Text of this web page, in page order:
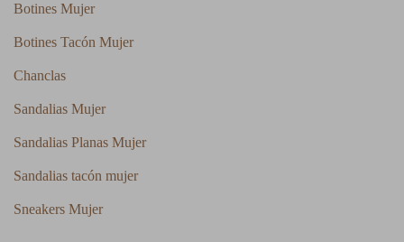
Botines Mujer
Botines Tacón Mujer
Chanclas
Sandalias Mujer
Sandalias Planas Mujer
Sandalias tacón mujer
Sneakers Mujer